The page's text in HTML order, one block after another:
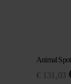
Animal
€ 131,03